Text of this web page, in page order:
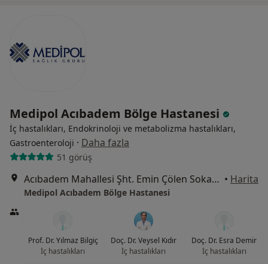
Medipol Acıbadem Bölge Hastanesi
İç hastalıkları, Endokrinoloji ve metabolizma hastalıkları,
Gastroenteroloji · Daha fazla
51 görüş
Acıbadem Mahallesi Şht. Emin Çölen Sokağı No:4, Kadıköy • Harita
Medipol Acıbadem Bölge Hastanesi
Prof. Dr. Yılmaz Bilgiç
İç hastalıkları
Doç. Dr. Veysel Kıdır
İç hastalıkları
Doç. Dr. Esra Demir
İç hastalıkları